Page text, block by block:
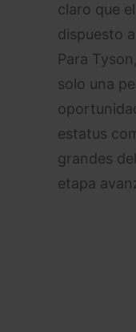
claro que
dispuesto
Para
solo una
estatus
grandes
etapa